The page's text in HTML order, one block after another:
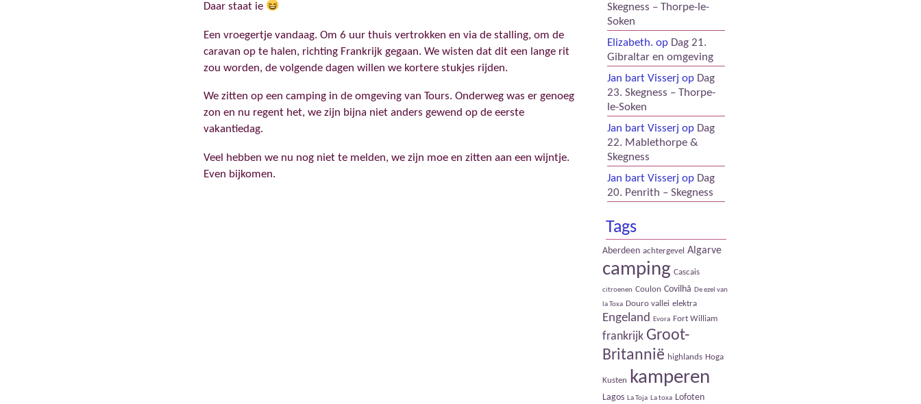
Daar staat ie
Een vroegertje vandaag. Om 6 uur thuis vertrokken en via de stalling, om de
caravan op te halen, richting Frankrijk gegaan. We wisten dat dit een lange rit
zou worden, de volgende dagen willen we kortere stukjes rijden.
We zitten op een camping in de omgeving van Tours. Onderweg was er genoeg
zon en nu regent het, we zijn bijna niet anders gewend op de eerste
vakantiedag.
Veel hebben we nu nog niet te melden, we zijn moe en zitten aan een wijntje.
Even bijkomen.
Skegness – Thorpe-le-
Soken
Elizabeth. op Dag 21.
Gibraltar en omgeving
Jan bart Visserj op Dag
23. Skegness – Thorpe-
le-Soken
Jan bart Visserj op Dag
22. Mablethorpe &
Skegness
Jan bart Visserj op Dag
20. Penrith – Skegness
Tags
Aberdeen achtergevel Algarve
camping Cascais
citroenen Coulon Covilhã De ezel van
la Toxa Douro vallei elektra
Engeland Evora Fort William
frankrijk Groot-
Britannië highlands Hoga
Kusten kamperen
Lagos La Toja La toxa Lofoten